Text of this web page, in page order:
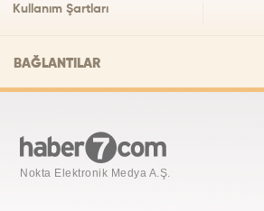
Kullanım Şartları
BAĞLANTILAR
Nokta Elektronik Medya A.Ş.